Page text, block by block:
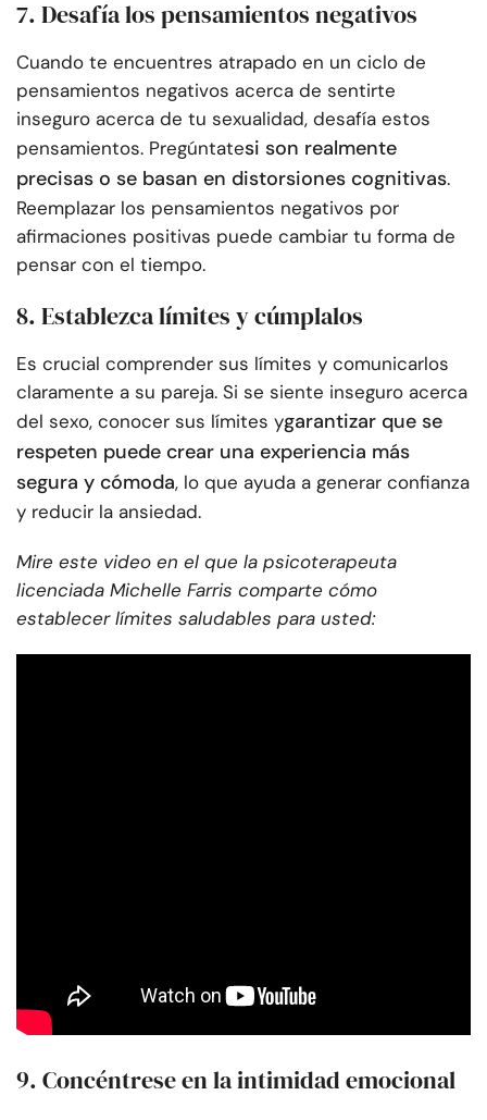
7. Desafía los pensamientos negativos
Cuando te encuentres atrapado en un ciclo de
pensamientos negativos acerca de sentirte
inseguro acerca de tu sexualidad, desafía estos
pensamientos. Pregúntatesi son realmente
precisas o se basan en distorsiones cognitivas.
Reemplazar los pensamientos negativos por
afirmaciones positivas puede cambiar tu forma de
pensar con el tiempo.
8. Establezca límites y cúmplalos
Es crucial comprender sus límites y comunicarlos
claramente a su pareja. Si se siente inseguro acerca
del sexo, conocer sus límites ygarantizar que se
respeten puede crear una experiencia más
segura y cómoda, lo que ayuda a generar confianza
y reducir la ansiedad.
Mire este video en el que la psicoterapeuta
licenciada Michelle Farris comparte cómo
establecer límites saludables para usted:
9. Concéntrese en la intimidad emocional